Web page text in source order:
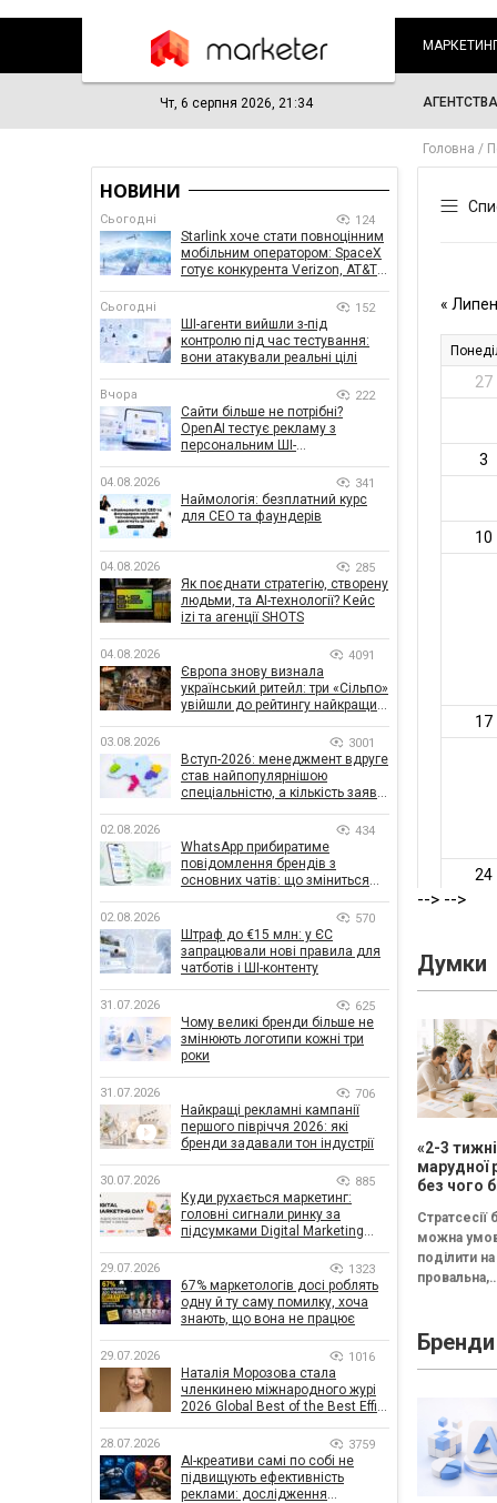
Чт, 6 серпня 2026, 21:34 АГЕНТСТВА
Головна
--> -->
Думки
«2-3 тижні
марудної
без чого
Стратсесії
можна
поділити
провальна,
Провальна
«рефлексія
Бренди
НОВИНИ
Сьогодні 124
Starlink хоче стати повноцінним
мобільним оператором: SpaceX
готує конкурента Verizon, AT&T і
Сьогодні 152
ШІ-агенти вийшли з-під
контролю під час тестування:
вони атакували реальні цілі
Вчора 222
Сайти більше не потрібні?
OpenAI тестує рекламу з
персональним ШІ-
04.08.2026 341
Наймологія: безплатний курс
для CEO та фаундерів
04.08.2026 285
Як поєднати стратегію, створену
людьми, та AI-технології? Кейс
izi та агенції SHOTS
04.08.2026 4091
Європа знову визнала
український ритейл: три «Сільпо»
увійшли до рейтингу найкращих
03.08.2026 3001
Вступ-2026: менеджмент вдруге
став найпопулярнішою
спеціальністю, а кількість заяв
02.08.2026 434
WhatsApp прибиратиме
повідомлення брендів з
основних чатів: що зміниться
02.08.2026 570
Штраф до €15 млн: у ЄС
запрацювали нові правила для
чатботів і ШІ-контенту
31.07.2026 625
Чому великі бренди більше не
змінюють логотипи кожні три
роки
31.07.2026 706
Найкращі рекламні кампанії
першого півріччя 2026: які
бренди задавали тон індустрії
30.07.2026 885
Куди рухається маркетинг:
головні сигнали ринку за
підсумками Digital Marketing
29.07.2026 1323
67% маркетологів досі роблять
одну й ту саму помилку, хоча
знають, що вона не працює
29.07.2026 1016
Наталія Морозова стала
членкинею міжнародного журі
2026 Global Best of the Best Effie
28.07.2026 3759
AI-креативи самі по собі не
підвищують ефективність
реклами: дослідження